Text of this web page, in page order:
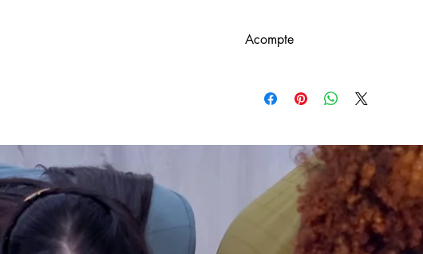
Acompte
50% à la commande Contactez-